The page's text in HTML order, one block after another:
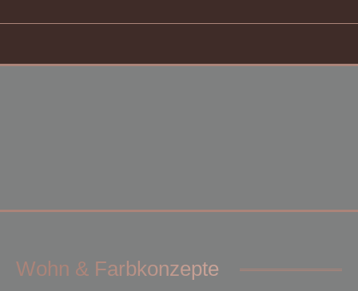
Wohn & Farbkonzepte